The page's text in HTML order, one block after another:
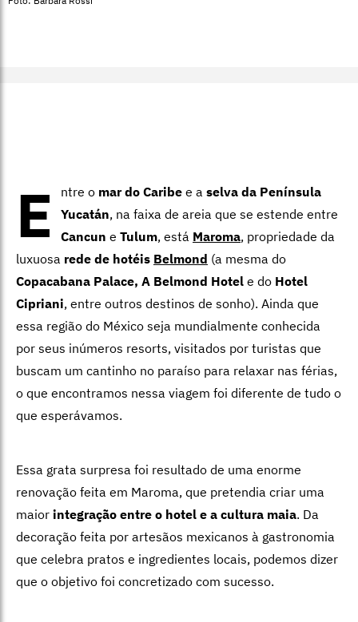
E ntre o mar do Caribe e a selva da Península
Yucatán, na faixa de areia que se estende entre
Cancun e Tulum, está Maroma, propriedade da
luxuosa rede de hotéis Belmond (a mesma do
Copacabana Palace, A Belmond Hotel e do Hotel
Cipriani, entre outros destinos de sonho). Ainda que
essa região do México seja mundialmente conhecida
por seus inúmeros resorts, visitados por turistas que
buscam um cantinho no paraíso para relaxar nas férias,
o que encontramos nessa viagem foi diferente de tudo o
que esperávamos.
Essa grata surpresa foi resultado de uma enorme
renovação feita em Maroma, que pretendia criar uma
maior integração entre o hotel e a cultura maia. Da
decoração feita por artesãos mexicanos à gastronomia
que celebra pratos e ingredientes locais, podemos dizer
que o objetivo foi concretizado com sucesso.